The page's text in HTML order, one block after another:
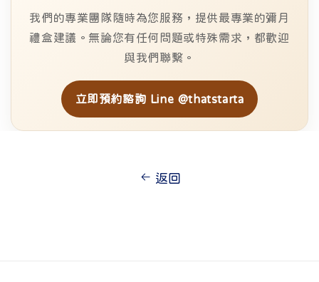
我們的專業團隊隨時為您服務，提供最專業的彌月
禮盒建議。無論您有任何問題或特殊需求，都歡迎
與我們聯繫。
立即預約諮詢 Line @thatstarta
返回